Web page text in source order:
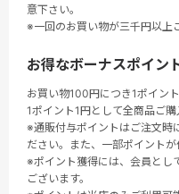
意下さい。
※一回のお買い物が三千円以上
お得なボーナスポイン
お買い物100円につき1ポイント
1ポイント1円として全商品ご購
※通販付与ポイントはご注文時
ださい。また、一部ポイントが
※ポイント獲得には、会員とし
ございます。